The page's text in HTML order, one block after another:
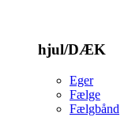
hjul/DÆK
Eger
Fælge
Fælgbånd